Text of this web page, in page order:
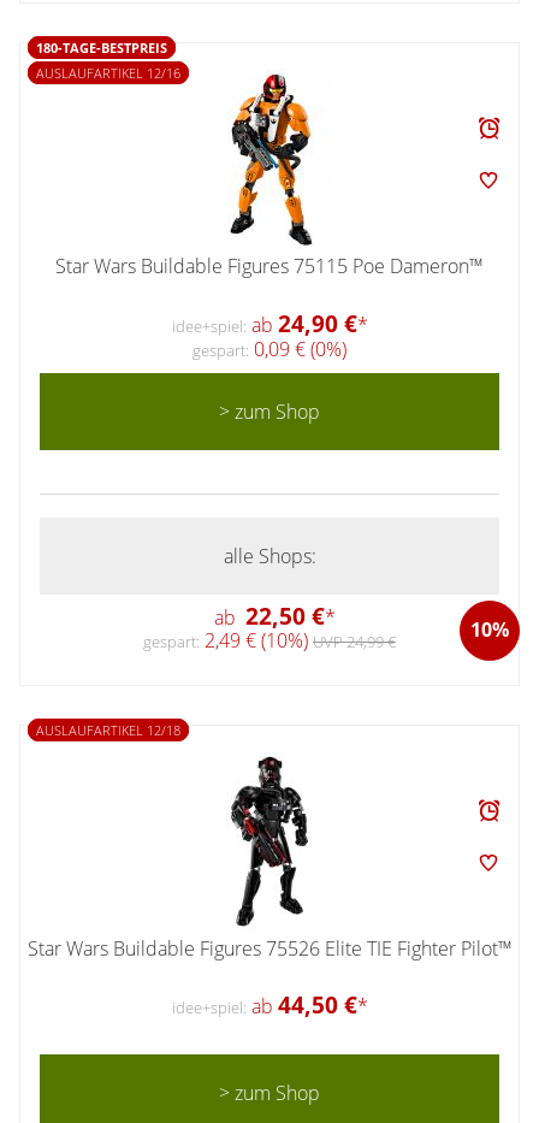
180-TAGE-BESTPREIS
AUSLAUFARTIKEL 12/16
Star Wars Buildable Figures 75115 Poe Dameron™
idee+spiel: ab 24,90 €*
gespart: 0,09 € (0%)
> zum Shop
alle Shops:
ab 22,50 €* 10%
gespart: 2,49 € (10%) UVP 24,99 €
AUSLAUFARTIKEL 12/18
Star Wars Buildable Figures 75526 Elite TIE Fighter Pilot™
idee+spiel: ab 44,50 €*
> zum Shop